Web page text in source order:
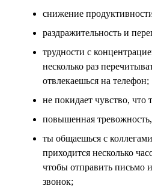
снижение
раздражительность и
трудности с
несколько раз
отвлекаешься на телефон;
не покидает чувство, что
повышенная
ты общаешься с
приходится несколько
чтобы отправить письмо
звонок;